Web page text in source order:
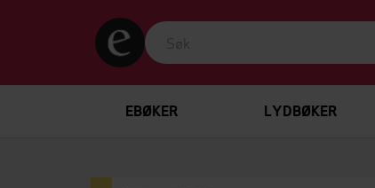
EBØKER LYDBØKER